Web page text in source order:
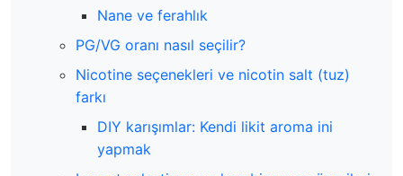
Nane ve ferahlık
PG/VG oranı nasıl seçilir?
Nicotine seçenekleri ve nicotin salt (tuz)
farkı
DIY karışımlar: Kendi likit aroma ini
yapmak